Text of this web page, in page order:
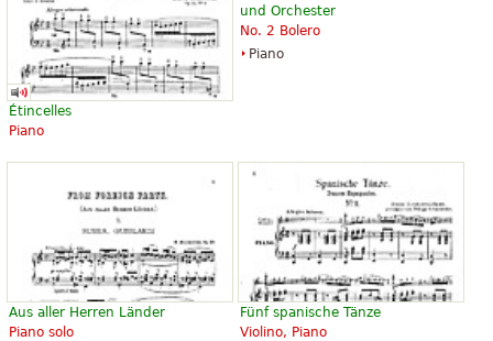
Étincelles
Piano
und Orchester
No. 2 Bolero
Piano
Aus aller Herren Länder
Piano solo
Fünf spanische Tänze
Violino, Piano